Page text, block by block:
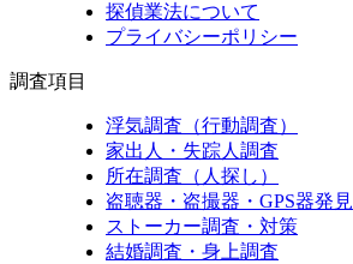
探偵業法について
プライバシーポリシー
調査項目
浮気調査（行動調査）
家出人・失踪人調査
所在調査（人探し）
盗聴器・盗撮器・GPS器発見
ストーカー調査・対策
結婚調査・身上調査